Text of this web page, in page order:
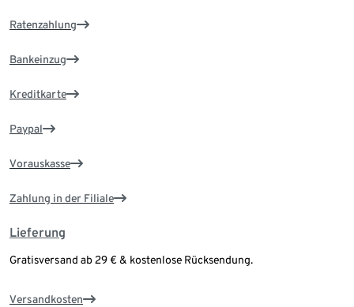
Ratenzahlung
Bankeinzug
Kreditkarte
Paypal
Vorauskasse
Zahlung in der Filiale
Lieferung
Gratisversand ab 29 € & kostenlose Rücksendung.
Versandkosten